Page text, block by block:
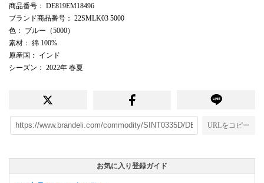
商品番号 ： DE819EM18496
ブランド商品番号 ： 22SMLK03 5000
色 ： ブルー（5000）
素材 ： 綿 100%
原産国 ： インド
シーズン ： 2022年 春夏
URLをコピー
お気に入り登録ガイド